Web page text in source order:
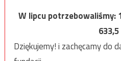
W lipcu potrzebowaliśmy:
633,5
Dziękujemy! i zachęcamy do